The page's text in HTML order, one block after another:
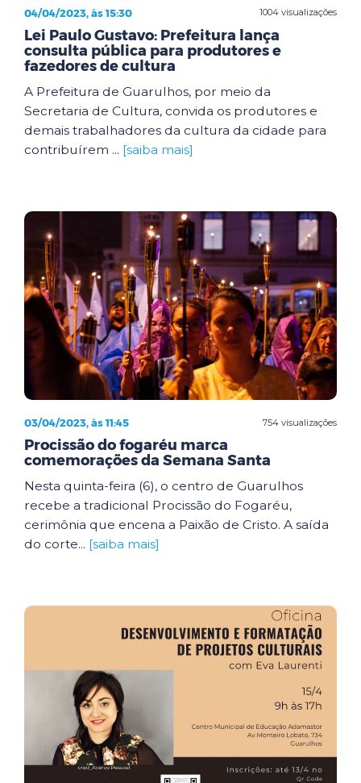
1004 visualizações
04/04/2023, às 15:30
Lei Paulo Gustavo: Prefeitura lança
consulta pública para produtores e
fazedores de cultura
A Prefeitura de Guarulhos, por meio da
Secretaria de Cultura, convida os produtores e
demais trabalhadores da cultura da cidade para
contribuírem ... [saiba mais]
754 visualizações
03/04/2023, às 11:45
Procissão do fogaréu marca
comemorações da Semana Santa
Nesta quinta-feira (6), o centro de Guarulhos
recebe a tradicional Procissão do Fogaréu,
cerimônia que encena a Paixão de Cristo. A saída
do corte... [saiba mais]